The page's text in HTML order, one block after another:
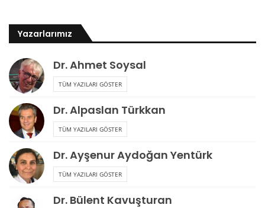
Yazarlarımız
Dr. Ahmet Soysal
TÜM YAZILARI GÖSTER
Dr. Alpaslan Türkkan
TÜM YAZILARI GÖSTER
Dr. Ayşenur Aydoğan Yentürk
TÜM YAZILARI GÖSTER
Dr. Bülent Kavuşturan